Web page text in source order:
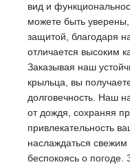
вид и
можете быть
защитой, благодаря
отличается высоким
Заказывая наш
крыльца, вы
долговечность. Наш
от дождя, сохраняя
привлекательность
наслаждаться
беспокоясь о